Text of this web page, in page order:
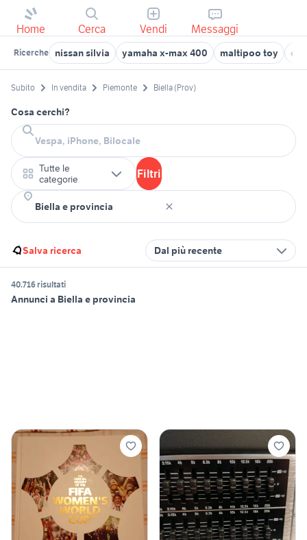
Home Cerca Vendi Messaggi
Ricerche nissan silvia yamaha x-max 400 maltipoo toy
Subito In vendita Piemonte Biella (Prov)
Cosa cerchi?
Tutte le
categorie
Filtri
Salva ricerca Dal più recente
40.716 risultati
Annunci a Biella e provincia